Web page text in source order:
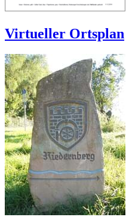
Virtueller Ortsplan